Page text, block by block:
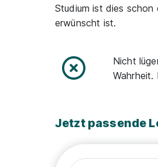
Studium ist dies
erwünscht ist.
Nicht
Wahrheit.
Jetzt passende